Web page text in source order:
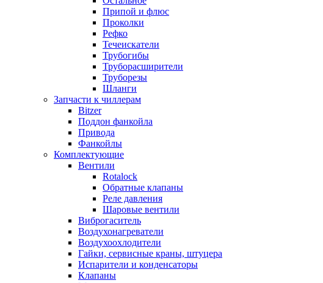
Припой и флюс
Проколки
Рефко
Течеискатели
Трубогибы
Труборасширители
Труборезы
Шланги
Запчасти к чиллерам
Bitzer
Поддон фанкойла
Привода
Фанкойлы
Комплектующие
Вентили
Rotalock
Обратные клапаны
Реле давления
Шаровые вентили
Виброгаситель
Воздухонагреватели
Воздухоохлодители
Гайки, сервисные краны, штуцера
Испарители и конденсаторы
Клапаны